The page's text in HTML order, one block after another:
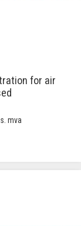
for air
mva